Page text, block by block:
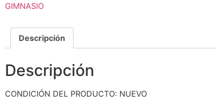
GIMNASIO
Descripción
Descripción
CONDICIÓN DEL PRODUCTO: NUEVO